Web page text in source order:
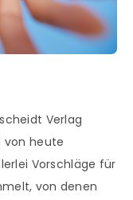
Verlag
von heute
Vorschläge für
von denen